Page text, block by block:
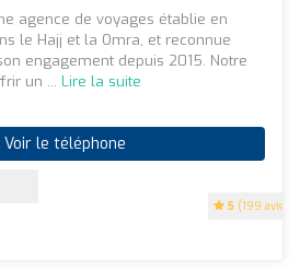
5 (199 avis)
agence de voyages établie en
le Hajj et la Omra, et reconnue
engagement depuis 2015. Notre
un ... Lire la suite
Voir le téléphone